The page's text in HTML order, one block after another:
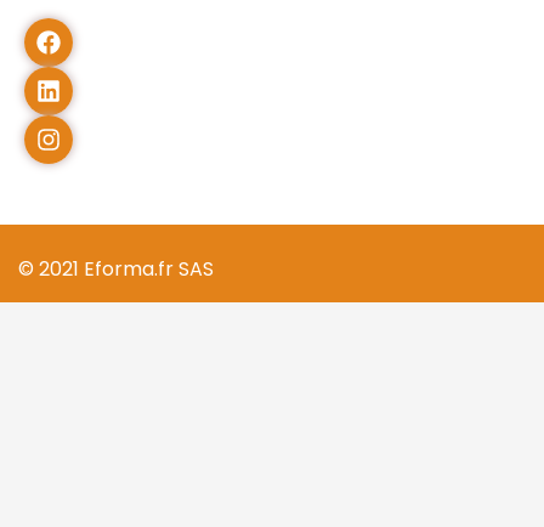
© 2021 Eforma.fr SAS